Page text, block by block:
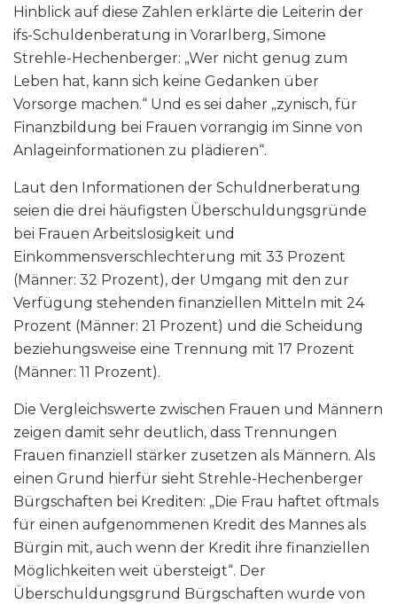
Hinblick auf diese Zahlen erklärte die Leiterin der
ifs-Schuldenberatung in Vorarlberg, Simone
Strehle-Hechenberger: „Wer nicht genug zum
Leben hat, kann sich keine Gedanken über
Vorsorge machen.“ Und es sei daher „zynisch, für
Finanzbildung bei Frauen vorrangig im Sinne von
Anlageinformationen zu plädieren“.
Laut den Informationen der Schuldnerberatung
seien die drei häufigsten Überschuldungsgründe
bei Frauen Arbeitslosigkeit und
Einkommensverschlechterung mit 33 Prozent
(Männer: 32 Prozent), der Umgang mit den zur
Verfügung stehenden finanziellen Mitteln mit 24
Prozent (Männer: 21 Prozent) und die Scheidung
beziehungsweise eine Trennung mit 17 Prozent
(Männer: 11 Prozent).
Die Vergleichswerte zwischen Frauen und Männern
zeigen damit sehr deutlich, dass Trennungen
Frauen finanziell stärker zusetzen als Männern. Als
einen Grund hierfür sieht Strehle-Hechenberger
Bürgschaften bei Krediten: „Die Frau haftet oftmals
für einen aufgenommenen Kredit des Mannes als
Bürgin mit, auch wenn der Kredit ihre finanziellen
Möglichkeiten weit übersteigt“. Der
Überschuldungsgrund Bürgschaften wurde von